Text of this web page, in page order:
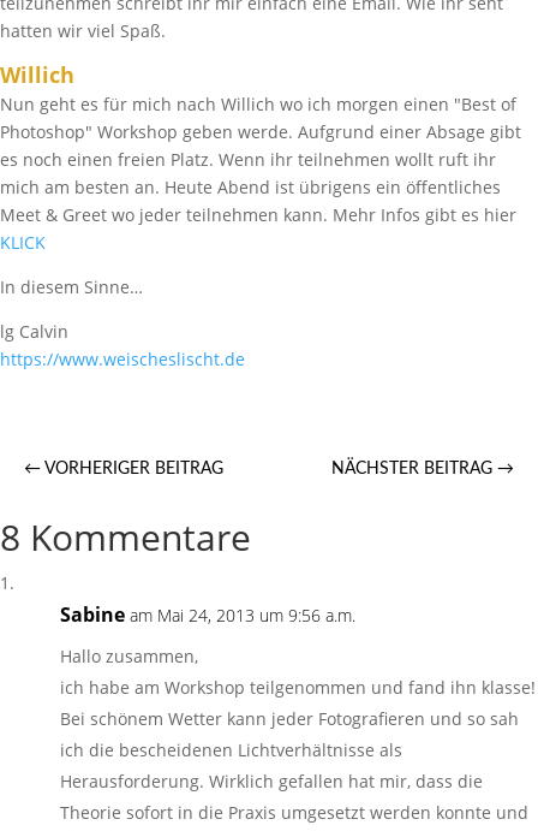
hatten wir viel Spaß.
Willich
Nun geht es für mich nach Willich wo ich morgen einen "Best of
Photoshop" Workshop geben werde. Aufgrund einer Absage gibt
es noch einen freien Platz. Wenn ihr teilnehmen wollt ruft ihr
mich am besten an. Heute Abend ist übrigens ein öffentliches
Meet & Greet wo jeder teilnehmen kann. Mehr Infos gibt es hier
KLICK
In diesem Sinne…
lg Calvin
https://​www.weischeslischt.de
← VORHERIGER BEITRAG NÄCHSTER BEITRAG →
8 Kommentare
Sabine am Mai 24, 2013 um 9:56 a.m.
Hallo zusammen,
ich habe am Workshop teilgenommen und fand ihn klasse!
Bei schönem Wetter kann jeder Fotografieren und so sah
ich die bescheidenen Lichtverhältnisse als
Herausforderung. Wirklich gefallen hat mir, dass die
Theorie sofort in die Praxis umgesetzt werden konnte und